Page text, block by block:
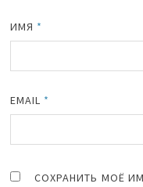
ИМЯ *
EMAIL *
СОХРАНИТЬ МОЁ